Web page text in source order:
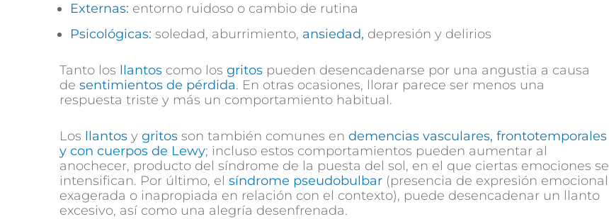
Externas: entorno ruidoso o cambio de rutina
Psicológicas: soledad, aburrimiento, ansiedad, depresión y delirios
Tanto los llantos como los gritos pueden desencadenarse por una angustia a causa
de sentimientos de pérdida. En otras ocasiones, llorar parece ser menos una
respuesta triste y más un comportamiento habitual.
Los llantos y gritos son también comunes en demencias vasculares, frontotemporales
y con cuerpos de Lewy; incluso estos comportamientos pueden aumentar al
anochecer, producto del síndrome de la puesta del sol, en el que ciertas emociones se
intensifican. Por último, el síndrome pseudobulbar (presencia de expresión emocional
exagerada o inapropiada en relación con el contexto), puede desencadenar un llanto
excesivo, así como una alegría desenfrenada.